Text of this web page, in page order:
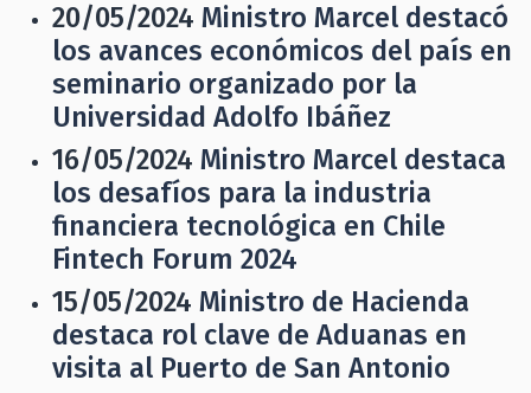
20/05/2024 Ministro Marcel destacó
los avances económicos del país en
seminario organizado por la
Universidad Adolfo Ibáñez
16/05/2024 Ministro Marcel destaca
los desafíos para la industria
financiera tecnológica en Chile
Fintech Forum 2024
15/05/2024 Ministro de Hacienda
destaca rol clave de Aduanas en
visita al Puerto de San Antonio